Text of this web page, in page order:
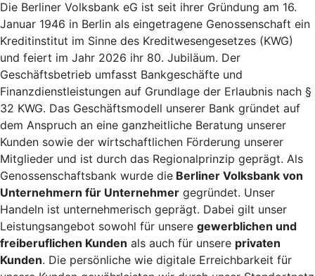
Die Berliner Volksbank eG ist seit ihrer Gründung am 16.
Januar 1946 in Berlin als eingetragene Genossenschaft ein
Kreditinstitut im Sinne des Kreditwesengesetzes (KWG)
und feiert im Jahr 2026 ihr 80. Jubiläum. Der
Geschäftsbetrieb umfasst Bankgeschäfte und
Finanzdienstleistungen auf Grundlage der Erlaubnis nach §
32 KWG. Das Geschäftsmodell unserer Bank gründet auf
dem Anspruch an eine ganzheitliche Beratung unserer
Kunden sowie der wirtschaftlichen Förderung unserer
Mitglieder und ist durch das Regionalprinzip geprägt. Als
Genossenschaftsbank wurde die Berliner Volksbank von
Unternehmern für Unternehmer gegründet. Unser
Handeln ist unternehmerisch geprägt. Dabei gilt unser
Leistungsangebot sowohl für unsere gewerblichen und
freiberuflichen Kunden als auch für unsere privaten
Kunden. Die persönliche wie digitale Erreichbarkeit für